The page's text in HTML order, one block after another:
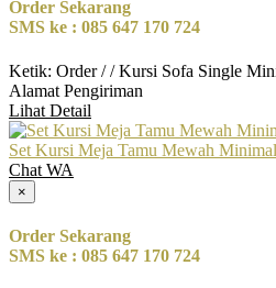
Order Sekarang
SMS ke : 085 647 170 724
Ketik: Order / / Kursi Sofa Single
Alamat Pengiriman
Lihat Detail
Set Kursi Meja Tamu Mewah
Chat WA
×
Order Sekarang
SMS ke : 085 647 170 724